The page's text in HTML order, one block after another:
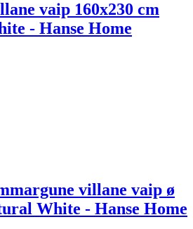
vaip 160x230 cm
- Hanse Home
villane vaip ø
White - Hanse Home